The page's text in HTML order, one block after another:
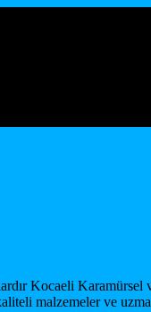
Kocaeli Karamürsel
malzemeler ve